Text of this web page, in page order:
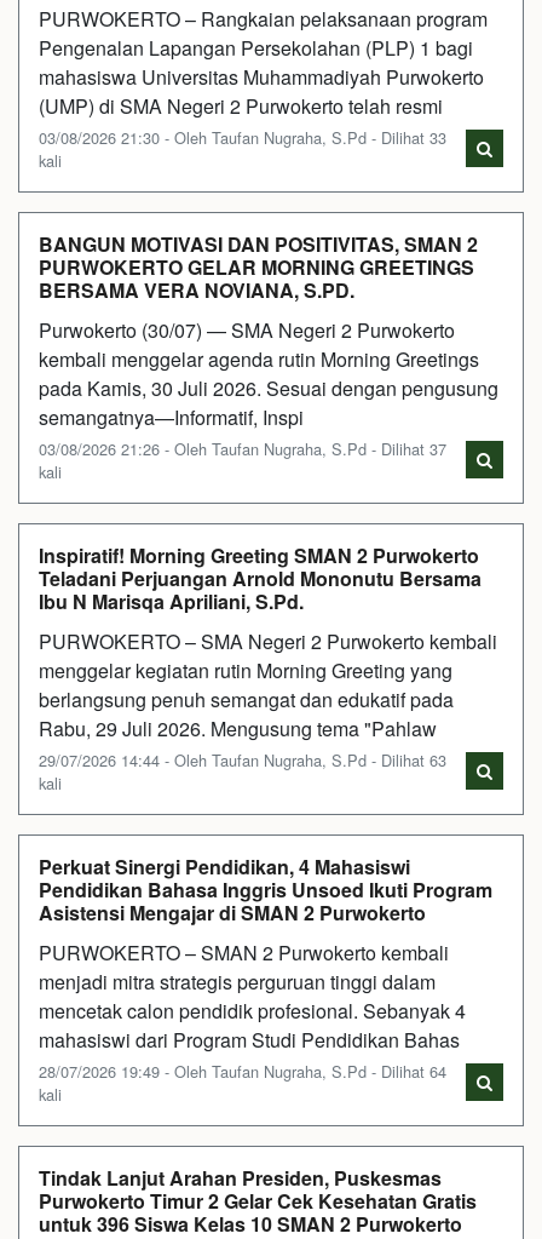
PURWOKERTO – Rangkaian pelaksanaan program
Pengenalan Lapangan Persekolahan (PLP) 1 bagi
mahasiswa Universitas Muhammadiyah Purwokerto
(UMP) di SMA Negeri 2 Purwokerto telah resmi
03/08/2026 21:30 - Oleh Taufan Nugraha, S.Pd - Dilihat 33
kali
BANGUN MOTIVASI DAN POSITIVITAS, SMAN 2
PURWOKERTO GELAR MORNING GREETINGS
BERSAMA VERA NOVIANA, S.PD.
Purwokerto (30/07) — SMA Negeri 2 Purwokerto
kembali menggelar agenda rutin Morning Greetings
pada Kamis, 30 Juli 2026. Sesuai dengan pengusung
semangatnya—Informatif, Inspi
03/08/2026 21:26 - Oleh Taufan Nugraha, S.Pd - Dilihat 37
kali
Inspiratif! Morning Greeting SMAN 2 Purwokerto
Teladani Perjuangan Arnold Mononutu Bersama
Ibu N Marisqa Apriliani, S.Pd.
PURWOKERTO – SMA Negeri 2 Purwokerto kembali
menggelar kegiatan rutin Morning Greeting yang
berlangsung penuh semangat dan edukatif pada
Rabu, 29 Juli 2026. Mengusung tema "Pahlaw
29/07/2026 14:44 - Oleh Taufan Nugraha, S.Pd - Dilihat 63
kali
Perkuat Sinergi Pendidikan, 4 Mahasiswi
Pendidikan Bahasa Inggris Unsoed Ikuti Program
Asistensi Mengajar di SMAN 2 Purwokerto
PURWOKERTO – SMAN 2 Purwokerto kembali
menjadi mitra strategis perguruan tinggi dalam
mencetak calon pendidik profesional. Sebanyak 4
mahasiswi dari Program Studi Pendidikan Bahas
28/07/2026 19:49 - Oleh Taufan Nugraha, S.Pd - Dilihat 64
kali
Tindak Lanjut Arahan Presiden, Puskesmas
Purwokerto Timur 2 Gelar Cek Kesehatan Gratis
untuk 396 Siswa Kelas 10 SMAN 2 Purwokerto